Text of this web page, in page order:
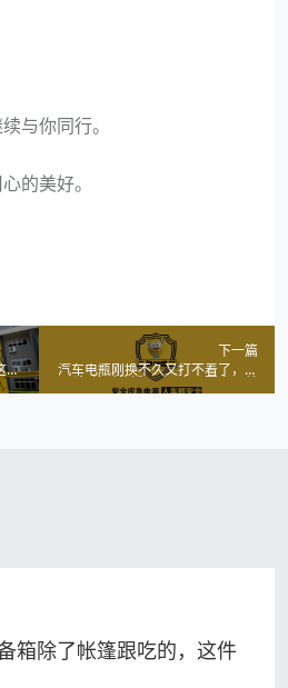
与你同行。
的美好。
份
下一篇
汽车电瓶刚换不久又打不着了，先
别急着叫救援，这3个原因自己就
能搞定！
箱除了帐篷跟吃的，这件